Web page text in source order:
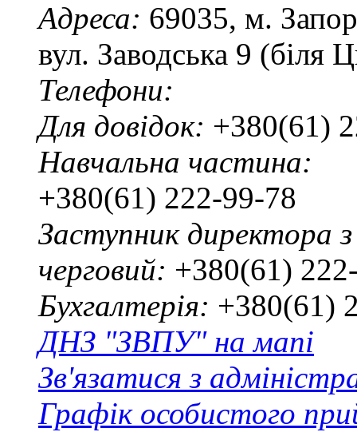
Адреса: 69035, м.
вул. Заводська 9 (біля
Телефони:
Для довідок: +380(61)
Навчальна частина:
+380(61) 222-99-78
Заступник директора
черговий: +380(61)
Бухгалтерія: +380(61)
ДНЗ "ЗВПУ" на мапі
Зв'язатися з
Графік особистого